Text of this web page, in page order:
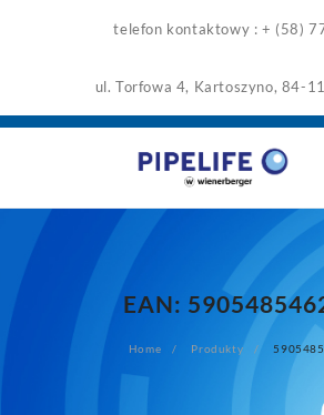
telefon kontaktowy : + (58)
ul. Torfowa 4, Kartoszyno, 84-
EAN:
Home Produkty